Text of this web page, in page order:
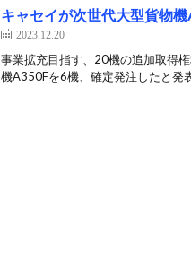
キャセイが次世代大型貨物
2023.12.20
事業拡充目指す、20機の追加取得
機A350Fを6機、確定発注したと発